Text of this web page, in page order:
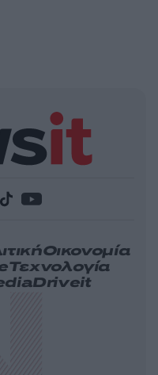
Οικονομία
Τεχνολογία
Driveit